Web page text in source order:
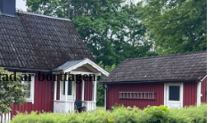
är borttagen